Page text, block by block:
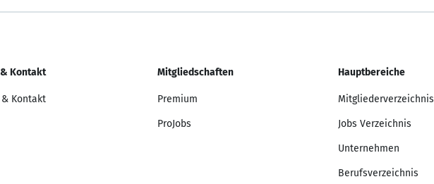
Kontakt
Kontakt
Mitgliedschaften
Premium
ProJobs
Hauptbereiche
Mitgliederverzeichnis
Jobs Verzeichnis
Unternehmen
Berufsverzeichnis